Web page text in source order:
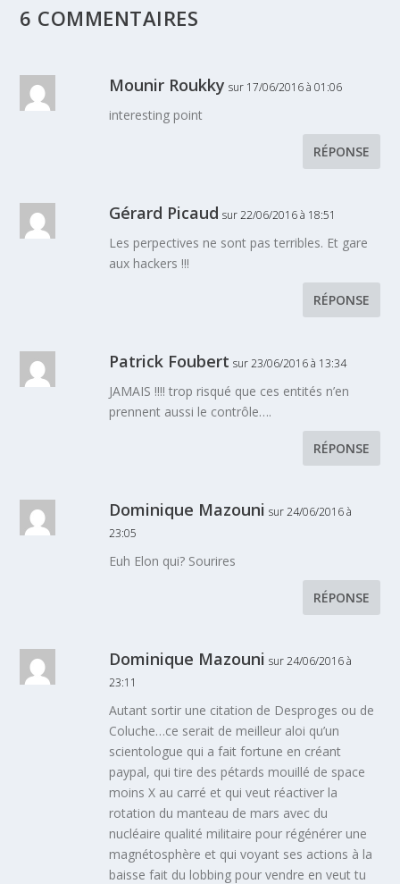
6 COMMENTAIRES
Mounir Roukky sur 17/06/2016 à 01:06
interesting point
RÉPONSE
Gérard Picaud sur 22/06/2016 à 18:51
Les perpectives ne sont pas terribles. Et gare
aux hackers !!!
RÉPONSE
Patrick Foubert sur 23/06/2016 à 13:34
JAMAIS !!!! trop risqué que ces entités n’en
prennent aussi le contrôle….
RÉPONSE
Dominique Mazouni sur 24/06/2016 à
23:05
Euh Elon qui? Sourires
RÉPONSE
Dominique Mazouni sur 24/06/2016 à
23:11
Autant sortir une citation de Desproges ou de
Coluche…ce serait de meilleur aloi qu’un
scientologue qui a fait fortune en créant
paypal, qui tire des pétards mouillé de space
moins X au carré et qui veut réactiver la
rotation du manteau de mars avec du
nucléaire qualité militaire pour régénérer une
magnétosphère et qui voyant ses actions à la
baisse fait du lobbing pour vendre en veut tu